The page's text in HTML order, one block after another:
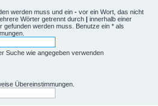
werden muss und ein - vor ein Wort, das nicht
Wörter getrennt durch | innerhalb einer
gefunden werden muss. Benutze ein * als
Suche wie angegeben verwenden
Übereinstimmungen.